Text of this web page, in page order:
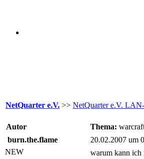
NetQuarter e.V. >> NetQuarter e.V.
Autor Thema:
burn.the.flame
20.02.2007 um
NEW
warum kann ich